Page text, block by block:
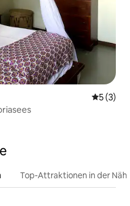
5 (3)
Top-Attraktionen in der